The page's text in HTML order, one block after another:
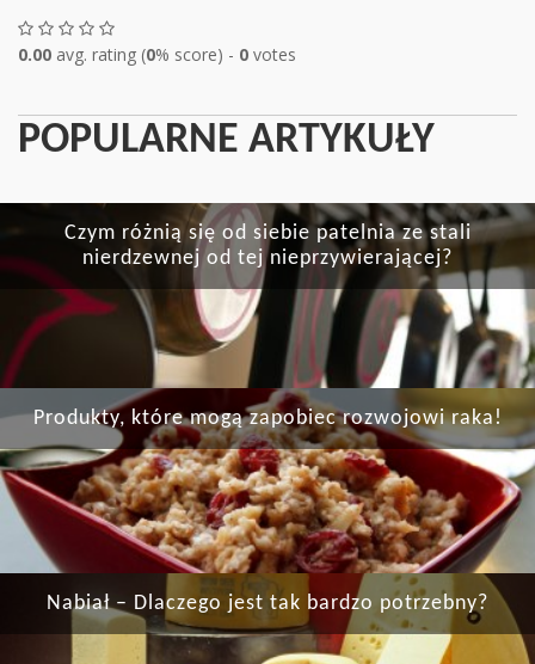
0.00 avg. rating (0% score) - 0 votes
POPULARNE ARTYKUŁY
Czym różnią się od siebie patelnia ze stali
nierdzewnej od tej nieprzywierającej?
Produkty, które mogą zapobiec rozwojowi raka!
Nabiał – Dlaczego jest tak bardzo potrzebny?